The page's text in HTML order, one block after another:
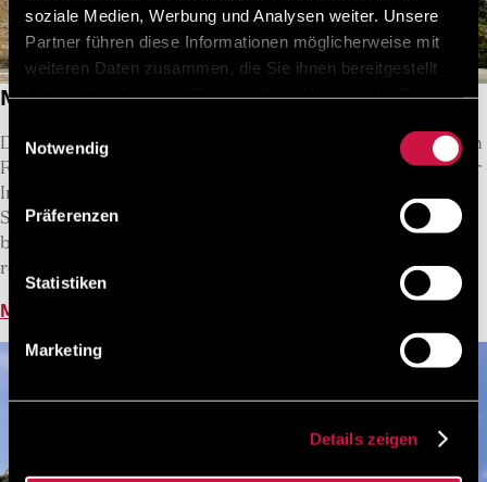
soziale Medien, Werbung und Analysen weiter. Unsere
Partner führen diese Informationen möglicherweise mit
weiteren Daten zusammen, die Sie ihnen bereitgestellt
Notwendig
Präferenzen
Statistiken
Marketing
Details zeigen
Mittelalterliche Altstadt von Rhodos
Das UNESCO-Weltkulturerbe, die mittelalterliche Stadt von
Rhodos, ist ein absolutes Muss für Ihren Urlaub auf unserer
Insel. Der Johanniterorden – offiziell der Ritterlicher Orden
Sankt Johannis vom Spital zu Jerusalem – plante die
befestigte gotische Stadt, als sie von 1309 bis 1523 Rhodos
regierten.
Mehr lesen